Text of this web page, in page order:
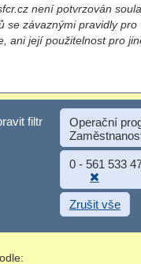
není potvrzován
se závaznými pravidly pro
ani její použitelnost pro
filtr
filtr
Operační
0 - 561 533
Zrušit vše